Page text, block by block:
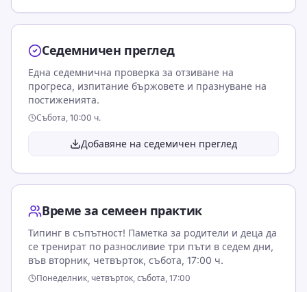
Тествайте себе си
Ценообразуване
Обучение в TypeLab – структурирани уроци по
писане за всички нива
Практика за писане
TypeLab X·TypeLab LinkedIn·TypeLab
Седемничен преглед
Една седемнична проверка за отзиване на
прогреса, изпитание бържовете и празнуване на
постиженията.
Събота, 10:00 ч.
Добавяне на седемичен преглед
Време за семеен практик
Типинг в съпътност! Паметка за родители и деца да
се тренират по разносливие три пъти в седем дни,
във вторник, четвърток, събота, 17:00 ч.
Понеделник, четвърток, събота, 17:00